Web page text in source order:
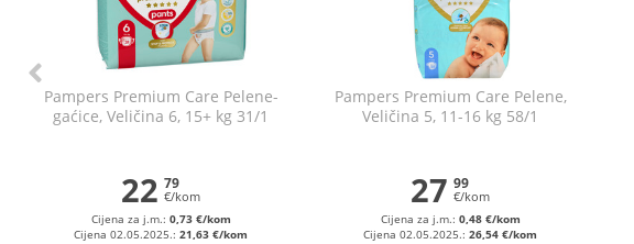
Pampers Premium Care Pelene-
gaćice, Veličina 6, 15+ kg 31/1
22 79
€/kom
Cijena za j.m.: 0,73 €/kom
Cijena 02.05.2025.:21,63 €/kom
Pampers Premium Care Pelene,
Veličina 5, 11-16 kg 58/1
27 99
€/kom
Cijena za j.m.: 0,48 €/kom
Cijena 02.05.2025.:26,54 €/kom